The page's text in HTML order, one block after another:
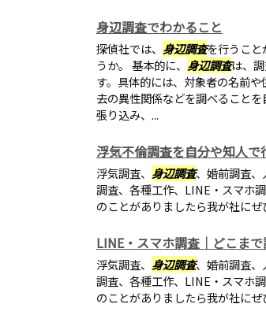
身辺調査でわかること
探偵社では、 身辺調査を行うこと
うか。 基本的に、 身辺調査は、
す。具体的には、対象者の名前
去の異性関係などを調べること
張り込み、...
浮気不倫調査を自分や知人で
浮気調査、 身辺調査、婚前調査、
調査、各種工作、LINE・スマホ
のことがありましたら我が社にぜ
LINE・スマホ調査｜どこま
浮気調査、 身辺調査、婚前調査、
調査、各種工作、LINE・スマホ
のことがありましたら我が社にぜ